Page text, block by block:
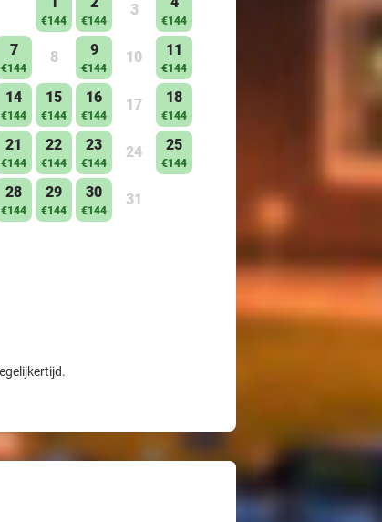
€144 €144
3
€144
7
€144
8 9
€144
10 11
€144
14
€144
15
€144
16
€144
17 18
€144
21
€144
22
€144
23
€144
24 25
€144
28
€144
29
€144
30
€144
31